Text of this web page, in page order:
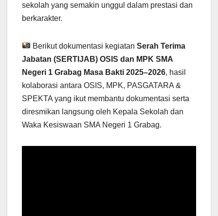
sekolah yang semakin unggul dalam prestasi dan
berkarakter.
Berikut dokumentasi kegiatanSerah Terima
Jabatan (SERTIJAB) OSIS dan MPK SMA
Negeri 1 Grabag Masa Bakti 2025–2026, hasil
kolaborasi antara OSIS, MPK, PASGATARA &
SPEKTA yang ikut membantu dokumentasi serta
diresmikan langsung oleh Kepala Sekolah dan
Waka Kesiswaan SMA Negeri 1 Grabag.